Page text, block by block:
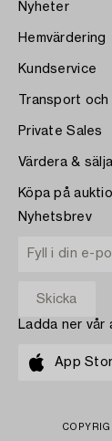
Nyheter
Hemvärdering
Kundservice
Transport
Private Sales
Värdera & sälja
Köpa på
Nyhetsbrev
Ladda ner vår
App